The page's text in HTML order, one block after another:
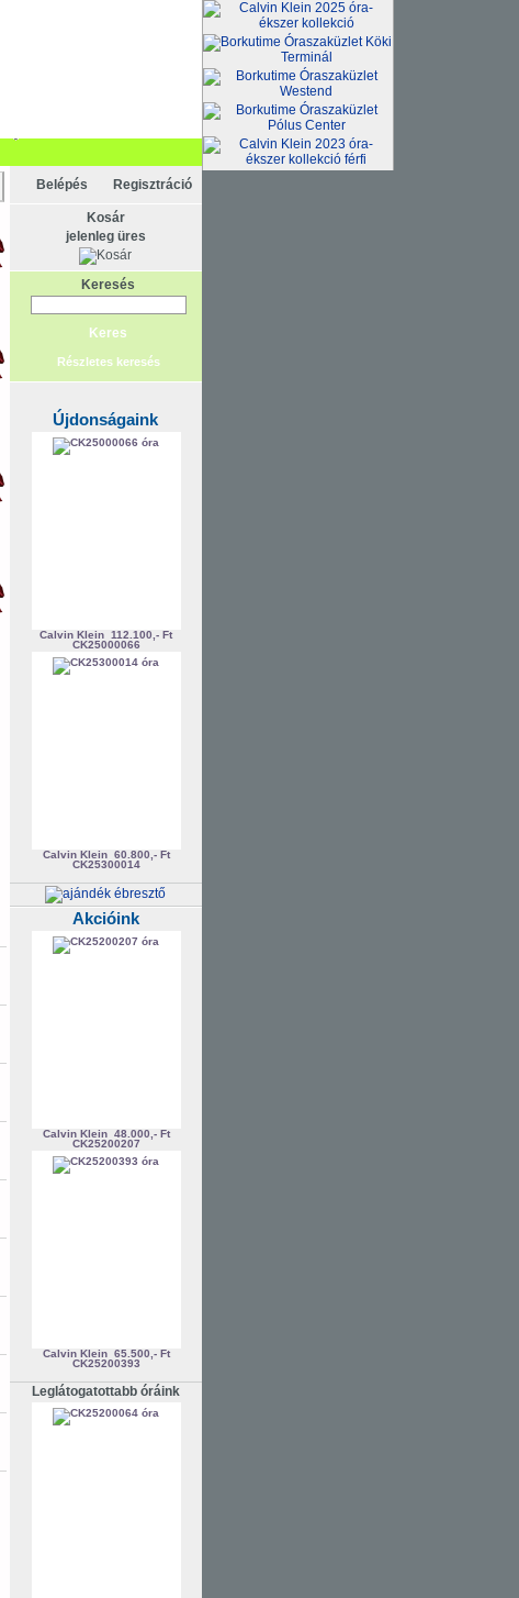
Belépés Regisztráció
Kosár
jelenleg üres
Keresés
Részletes keresés
Újdonságaink
Calvin Klein 112.100,- Ft
CK25000066
Calvin Klein 60.800,- Ft
CK25300014
Akcióink
Calvin Klein 48.000,- Ft
CK25200207
Calvin Klein 65.500,- Ft
CK25200393
Leglátogatottabb óráink